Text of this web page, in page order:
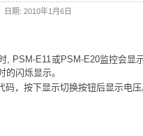
日期: 2010年1月6日
, PSM-E11或PSM-E20监控会显
的闪烁显示。
码，按下显示切换按钮后显示电